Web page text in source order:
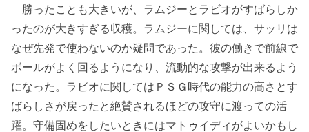
勝ったことも大きいが、ラムジーとラビオがすばらしか
ったのが大きすぎる収穫。ラムジーに関しては、サッリは
なぜ先発で使わないのか疑問であった。彼の働きで前線で
ボールがよく回るようになり、流動的な攻撃が出来るよう
になった。ラビオに関してはＰＳＧ時代の能力の高さとす
ばらしさが戻ったと絶賛されるほどの攻守に渡っての活
躍。守備固めをしたいときにはマトゥイディがよいかもし